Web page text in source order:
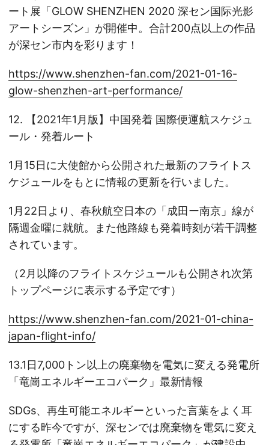
ート展「GLOW SHENZHEN 2020 深セン国际光影
アートシーズン」が開催中。合計200点以上の作品
が深セン市内を彩ります！
https://www.shenzhen-fan.com/2021-01-16-
glow-shenzhen-art-performance/
12. 【2021年1月版】中国発着 国際便運航スケジュ
ール・発着ルート
1月15日に大使館から公開された最新のフライトス
ケジュールをもとに情報の更新を行いました。
1月22日より、春秋航空日本の「成田ー南京」線が
隔週金曜に就航。また他路線も発着時刻が若干調整
されています。
（2月以降のフライトスケジュールも公開され次第
トップページに表示する予定です）
https://www.shenzhen-fan.com/2021-01-china-
japan-flight-info/
13.1日7,000トン以上の廃棄物を電気に変える発電所
「竜崗エネルギーエコパーク」最新情報
SDGs、再生可能エネルギーといった言葉をよく耳
にする昨今ですが、深センでは廃棄物を電気に変え